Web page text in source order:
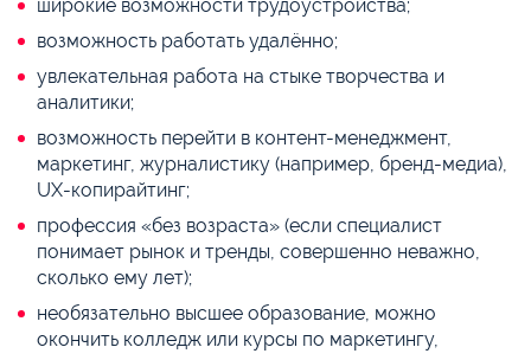
широкие возможности трудоустройства;
возможность работать удалённо;
увлекательная работа на стыке творчества и
аналитики;
возможность перейти в контент-менеджмент,
маркетинг, журналистику (например, бренд-медиа),
UX-копирайтинг;
профессия «без возраста» (если специалист
понимает рынок и тренды, совершенно неважно,
сколько ему лет);
необязательно высшее образование, можно
окончить колледж или курсы по маркетингу,